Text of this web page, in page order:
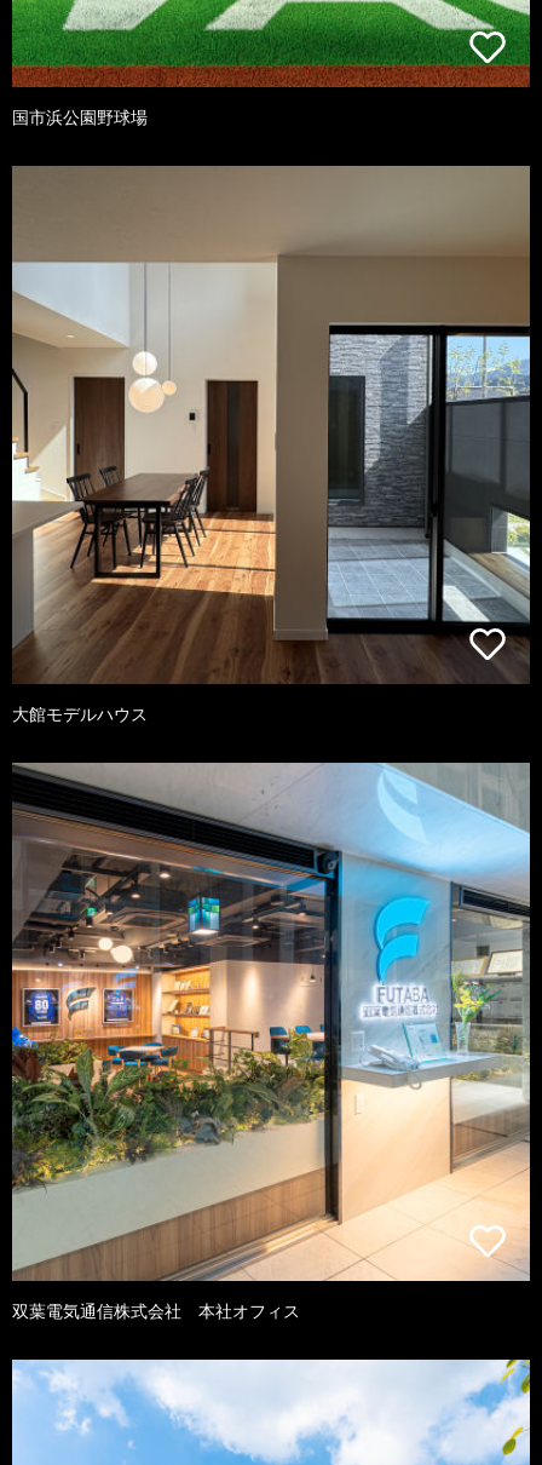
国市浜公園野球場
大館モデルハウス
双葉電気通信株式会社 本社オフィス